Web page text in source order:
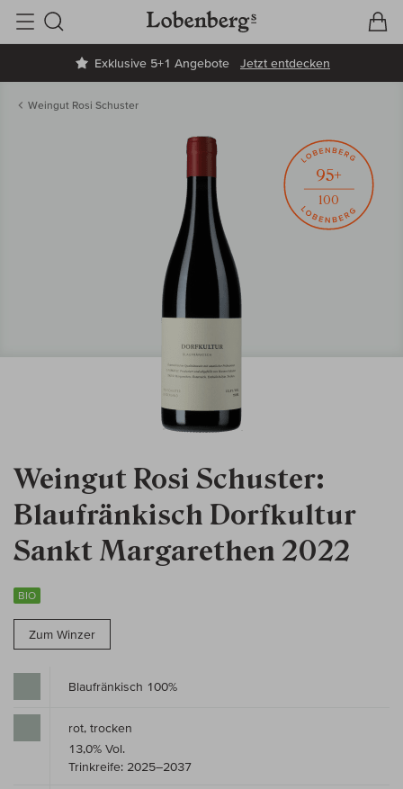
Exklusive 5+1 Angebote Jetzt entdecken
Suche
Weingut Rosi Schuster
Weingut Rosi Schuster:
Blaufränkisch Dorfkultur
Sankt Margarethen 2022
BIO
Zum Winzer
95+
100
Blaufränkisch 100%
rot, trocken
13,0% Vol.
Trinkreife: 2025–2037